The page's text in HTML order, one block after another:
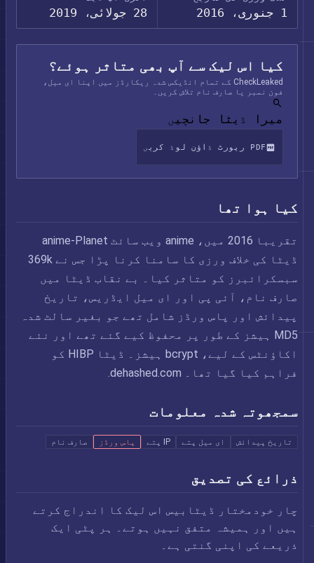
28 جولائی، 2019
کیا اس لیک سے آپ بھی متاثر ہوئے؟
CheckLeaked کے تمام انڈیکس شدہ ریکارڈز میں اپنا ای میل،
فون نمبر یا صارف نام تلاش کریں۔
میرا ڈیٹا جانچیں
PDF رپورٹ ڈاؤن لوڈ کریں
کیا ہوا تھا
تقریبا 2016 میں، anime ویب سائٹ anime-Planet
ڈیٹا کی خلاف ورزی کا سامنا کرنا پڑا جس نے 369k
سبسکرائبرز کو متاثر کیا۔ بے نقاب ڈیٹا میں
صارف نام، آئی پی اور ای میل ایڈریس، تاریخ
پیدائش اور پاس ورڈز شامل تھے جو بغیر سالٹ شدہ
MD5 ہیشز کے طور پر محفوظ کیے گئے تھے اور نئے
اکاؤنٹس کے لیے، bcrypt ہیشز۔ ڈیٹا HIBP کو
فراہم کیا گیا تھا۔ dehashed.com.
سمجھوتہ شدہ معلومات
تاریخ پیدائش ای میل پتے پاس ورڈز صارف نام
ذرائع کی تصدیق
چار خودمختار ڈیٹابیس اس لیک کا اندراج کرتے
ہیں اور ہمیشہ متفق نہیں ہوتے۔ ہر پٹی ایک
ذریعے کی اپنی گنتی ہے۔